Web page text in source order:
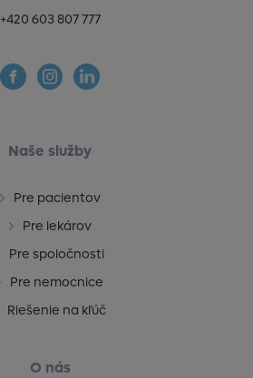
+420 603 807 777
Naše služby
Pre pacientov
Pre lekárov
Pre spoločnosti
Pre nemocnice
Riešenie na kľúč
O nás